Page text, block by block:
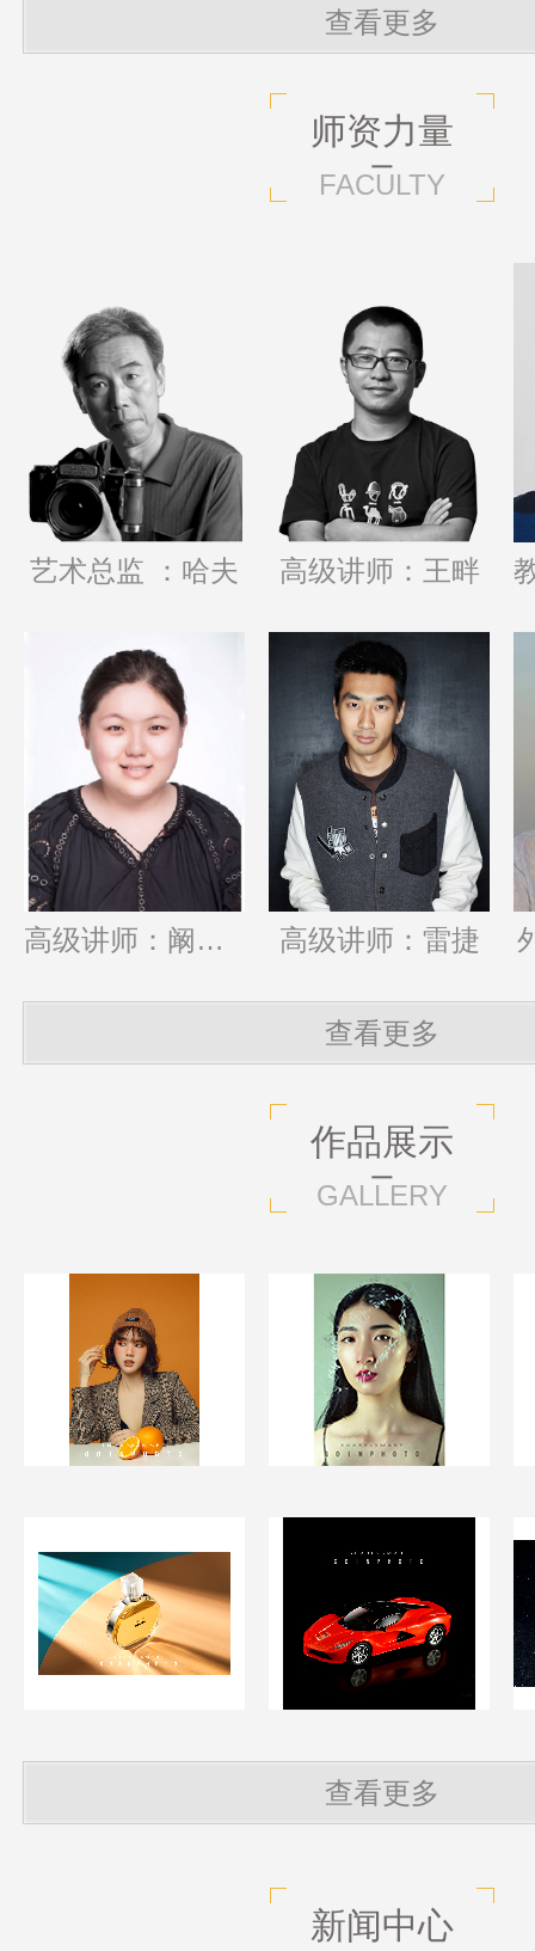
查看更多
师资力量
FACULTY
艺术总监 ：哈夫 高级讲师：王畔
高级讲师：阚丹妮 高级讲师：雷捷
查看更多
作品展示
GALLERY
查看更多
新闻中心